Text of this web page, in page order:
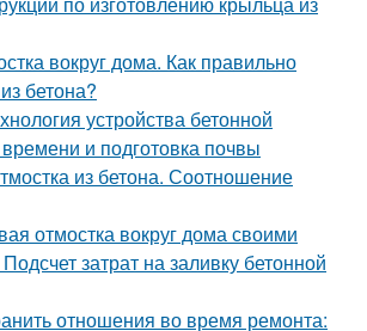
вокруг дома. Как правильно
бетона?
устройства бетонной
и подготовка почвы
из бетона. Соотношение
отмостка вокруг дома своими
затрат на заливку бетонной
отношения во время ремонта: